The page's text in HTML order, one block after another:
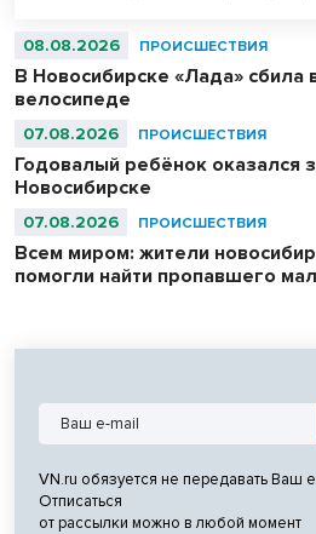
08.08.2026 ПРОИСШЕСТВИЯ
В Новосибирске «Лада» сбила
велосипеде
07.08.2026 ПРОИСШЕСТВИЯ
Годовалый ребёнок оказался
Новосибирске
07.08.2026 ПРОИСШЕСТВИЯ
Всем миром: жители
помогли найти пропавшего
VN.ru обязуется не передавать Ваш
Отписаться
от рассылки можно в любой момент